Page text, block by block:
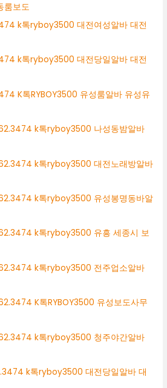
룸보도
k톡ryboy3500 대전여성알바 대전
k톡ryboy3500 대전당일알바 대전
K톡RYBOY3500 유성룸알바 유성유
k톡ryboy3500 나성동밤알바
k톡ryboy3500 대전노래방알바
k톡ryboy3500 유성봉명동바알
k톡ryboy3500 유흥 세종시 보
k톡ryboy3500 전주업소알바
K톡RYBOY3500 유성보도사무
k톡ryboy3500 청주야간알바
k톡ryboy3500 대전당일알바 대